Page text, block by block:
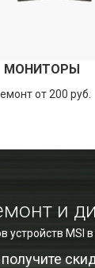
МОНИТОРЫ
от 200 руб.
и
устройств MSI